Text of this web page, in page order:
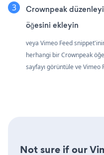
Crownpeak
öğesini ekleyin
veya Vimeo Feed
herhangi bir Crownpeak
sayfayı görüntüle ve Vimeo
Not sure if our